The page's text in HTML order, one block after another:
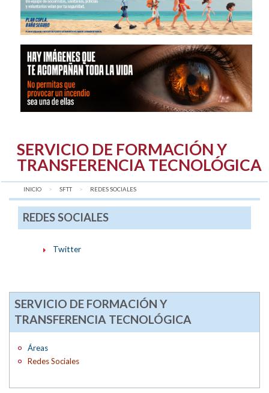
SERVICIO DE FORMACIÓN Y
TRANSFERENCIA TECNOLÓGICA
INICIO SFTT AQUÍ:
REDES SOCIALES
REDES SOCIALES
Twitter
SERVICIO DE FORMACIÓN Y
TRANSFERENCIA TECNOLÓGICA
Áreas
Redes Sociales